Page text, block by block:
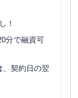
！
分で融資可
、契約日の翌